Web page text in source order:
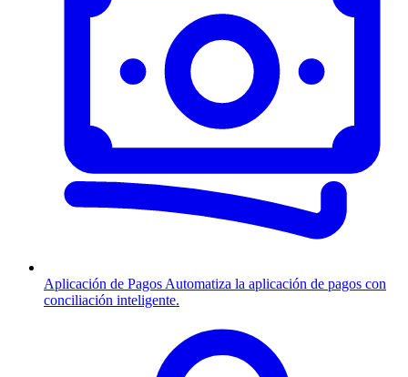
Aplicación de Pagos Automatiza la aplicación de pagos con
conciliación inteligente.